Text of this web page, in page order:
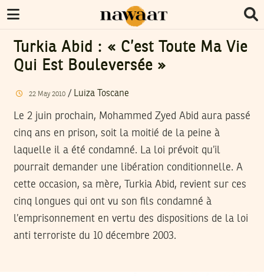
Turkia Abid : « C’est Toute Ma Vie
Qui Est Bouleversée »
22 May 2010/ Luiza Toscane
Le 2 juin prochain, Mohammed Zyed Abid aura passé
cinq ans en prison, soit la moitié de la peine à
laquelle il a été condamné. La loi prévoit qu’il
pourrait demander une libération conditionnelle. A
cette occasion, sa mère, Turkia Abid, revient sur ces
cinq longues qui ont vu son fils condamné à
l’emprisonnement en vertu des dispositions de la loi
anti terroriste du 10 décembre 2003.